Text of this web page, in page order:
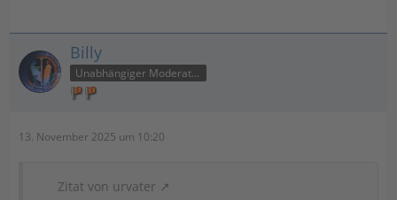
Billy
Unabhängiger Moderator
13. November 2025 um 10:20
Zitat von urvater